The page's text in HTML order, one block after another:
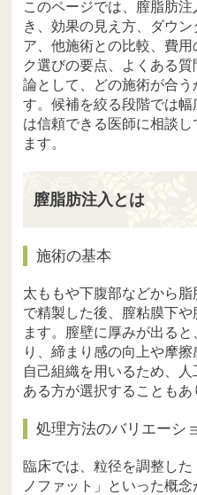
このページでは、膣脂肪
き、効果の見え方、ダウ
ア、他施術との比較、費
ク選びの要点、よくある
論として、どの施術が合う
す。候補を絞る段階では
は信頼できる医師に相談
ます。
膣脂肪注入とは
施術の基本
太ももや下腹部などから
で精製した後、膣粘膜下
ます。膣壁に厚みが出る
り、締まり感の向上や摩擦
自己組織を用いるため、
ある方が選択することもあ
処理方法のバリエーシ
臨床では、粒径を調整し
ノファット」といった概